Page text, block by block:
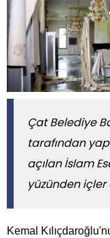
​​​​​​​Çat Belediye
tarafından
açılan İslam
yüzünden içler
Kemal